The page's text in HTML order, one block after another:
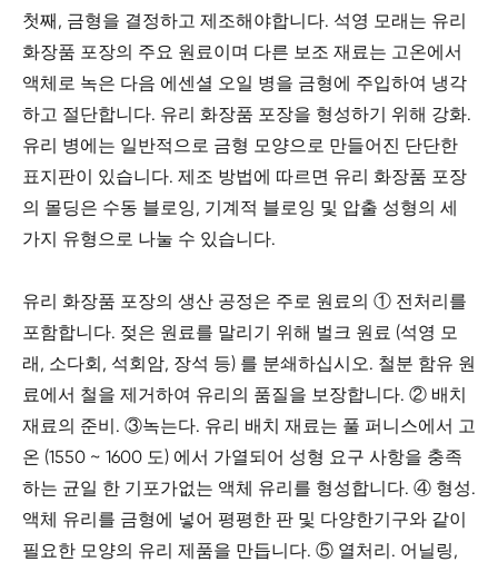
첫째, 금형을 결정하고 제조해야합니다. 석영 모래는 유리
화장품 포장의 주요 원료이며 다른 보조 재료는 고온에서
액체로 녹은 다음 에센셜 오일 병을 금형에 주입하여 냉각
하고 절단합니다. 유리 화장품 포장을 형성하기 위해 강화.
유리 병에는 일반적으로 금형 모양으로 만들어진 단단한
표지판이 있습니다. 제조 방법에 따르면 유리 화장품 포장
의 몰딩은 수동 블로잉, 기계적 블로잉 및 압출 성형의 세
가지 유형으로 나눌 수 있습니다.
유리 화장품 포장의 생산 공정은 주로 원료의 ① 전처리를
포함합니다. 젖은 원료를 말리기 위해 벌크 원료 (석영 모
래, 소다회, 석회암, 장석 등) 를 분쇄하십시오. 철분 함유 원
료에서 철을 제거하여 유리의 품질을 보장합니다. ② 배치
재료의 준비. ③녹는다. 유리 배치 재료는 풀 퍼니스에서 고
온 (1550 ~ 1600 도) 에서 가열되어 성형 요구 사항을 충족
하는 균일 한 기포가없는 액체 유리를 형성합니다. ④ 형성.
액체 유리를 금형에 넣어 평평한 판 및 다양한기구와 같이
필요한 모양의 유리 제품을 만듭니다. ⑤ 열처리. 어닐링,